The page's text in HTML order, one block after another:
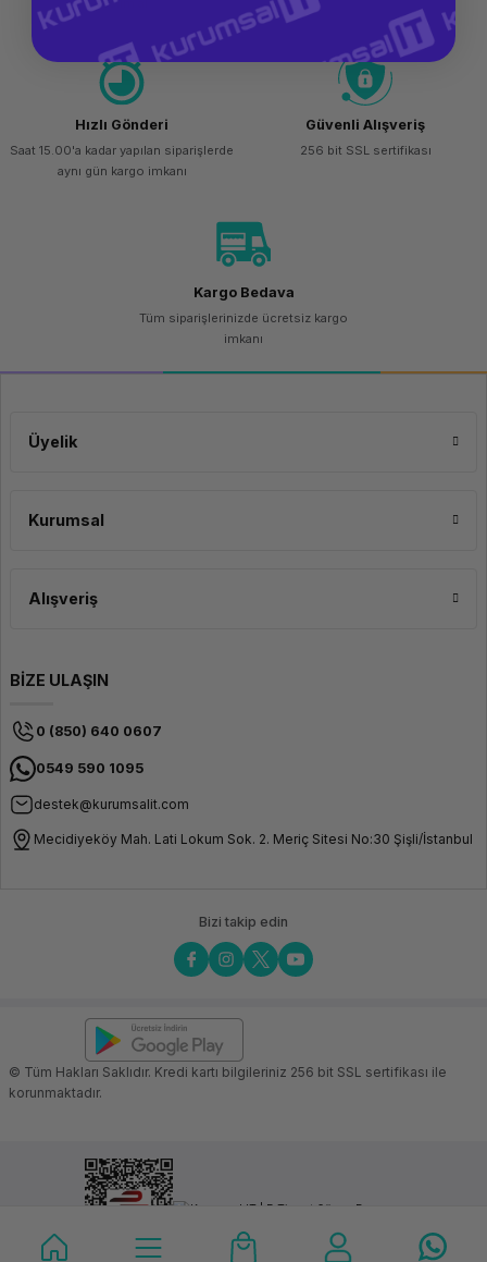
Hızlı Gönderi
Saat 15.00'a kadar yapılan siparişlerde
aynı gün kargo imkanı
Güvenli Alışveriş
256 bit SSL sertifikası
Kargo Bedava
Tüm siparişlerinizde ücretsiz kargo
imkanı
Üyelik
Kurumsal
Alışveriş
BİZE ULAŞIN
0 (850) 640 0607
0549 590 1095
destek@kurumsalit.com
Mecidiyeköy Mah. Lati Lokum Sok. 2. Meriç Sitesi No:30 Şişli/İstanbul
Bizi takip edin
© Tüm Hakları Saklıdır. Kredi kartı bilgileriniz 256 bit SSL sertifikası ile
korunmaktadır.